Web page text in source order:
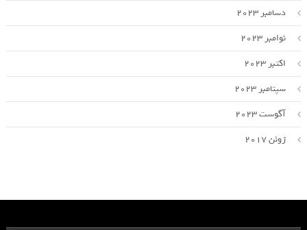
دسامبر 2023
نوامبر 2023
اکتبر 2023
سپتامبر 2023
آگوست 2023
ژوئن 2017